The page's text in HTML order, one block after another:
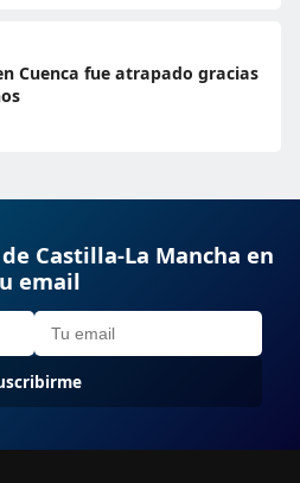
Cuenca fue atrapado gracias
Castilla-La Mancha en
email